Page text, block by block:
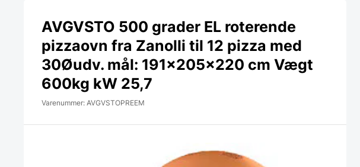
AVGVSTO 500 grader EL roterende
pizzaovn fra Zanolli til 12 pizza med
30Øudv. mål: 191x205x220 cm Vægt
600kg kW 25,7
Varenummer: AVGVSTOPREEM